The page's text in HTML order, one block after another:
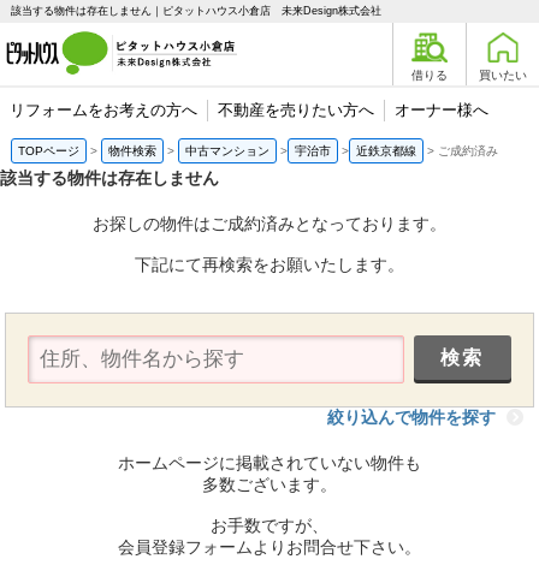
該当する物件は存在しません｜ピタットハウス小倉店 未来Design株式会社
借りる 買いたい
リフォームをお考えの方へ 不動産を売りたい方へ オーナー様へ
TOPページ 物件検索 中古マンション 宇治市 近鉄京都線 ご成約済み
該当する物件は存在しません
お探しの物件はご成約済みとなっております。
下記にて再検索をお願いたします。
絞り込んで物件を探す
ホームページに掲載されていない物件も
多数ございます。
お手数ですが、
会員登録フォームよりお問合せ下さい。